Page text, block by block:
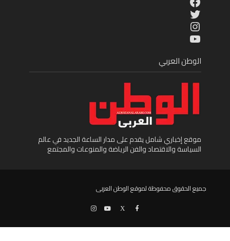
Twitter
Instagram
YouTube
الوطن العربي
موقع إخباري شامل يقدم على مدار الساعة الجديد في عالم
السياسة والاقتصاد والفن الرياضة والمنوعات والمجتمع
جميع الحقوق محفوظة لموقع الوطن العربى